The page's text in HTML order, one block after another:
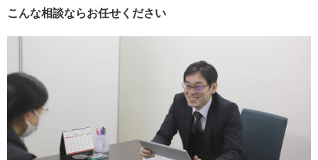
こんな相談ならお任せください